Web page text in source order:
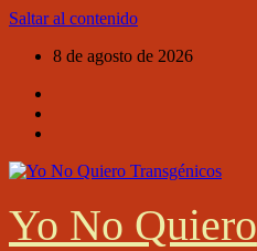
Saltar al contenido
8 de agosto de 2026
Yo No Quiero